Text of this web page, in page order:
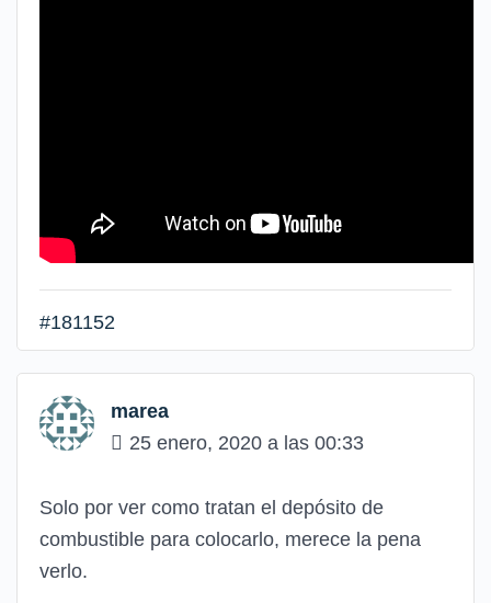
#181152
marea
25 enero, 2020 a las 00:33
Solo por ver como tratan el depósito de
combustible para colocarlo, merece la pena
verlo.